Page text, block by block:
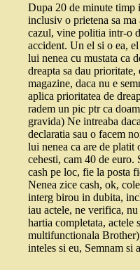
Dupa 20 de minute timp
inclusiv o prietena sa ma
cazul, vine politia intr-o
accident. Un el si o ea,
lui nenea cu mustata ca
dreapta sa dau prioritate,
magazine, daca nu e
aplica prioritatea de
radem un pic ptr ca
gravida) Ne intreaba
declaratia sau o facem
lui nenea ca are de platit
cehesti, cam 40 de
cash pe loc, fie la posta
Nenea zice cash, ok,
interg birou in dubita,
iau actele, ne verifica,
hartia completata, actele
multifunctionala
inteles si eu, Semnam si